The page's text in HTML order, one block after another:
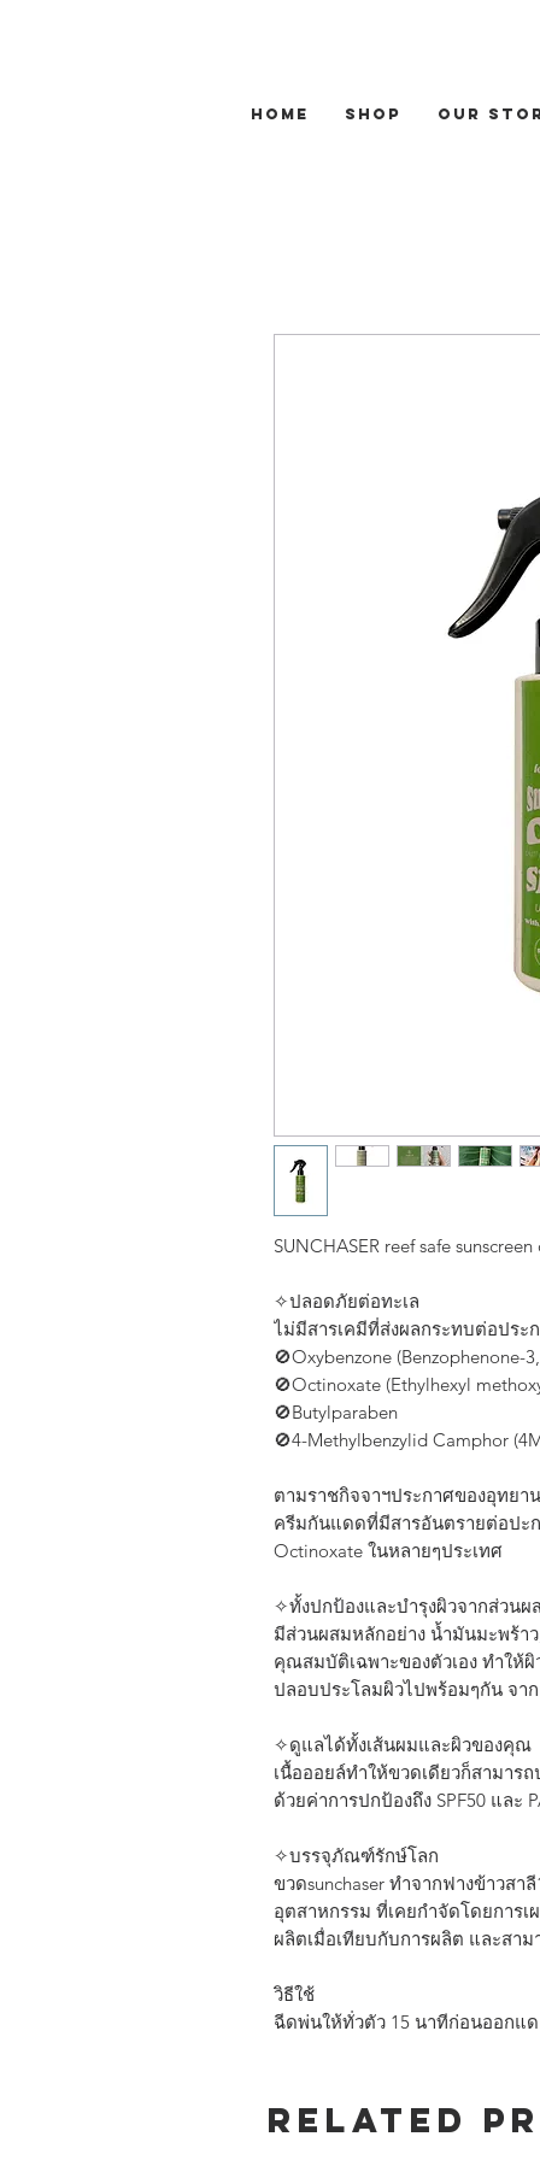
Home Shop Our
SUNCHASER reef safe
✧ปลอดภัยต่อทะเล
ไม่มีสารเคมีที่ส่งผลกระทบต่อประ
🚫Oxybenzone (Benzophenone-
🚫Octinoxate (Ethylhexyl
🚫Butylparaben
🚫4-Methylbenzylid Camphor
ตามราชกิจจาฯประกาศ​ของอุทย
ครีมกันแดดที่มีสารอันตรายต่อปะ
Octinoxate ในหลายๆประเทศ​
✧ทั้งปกป้องและบำรุงผิวจากส่วน
มีส่วนผสมหลักอย่าง น้ำมัน​มะพร้
คุณสมบัติ​เฉพาะของตัวเอง ทำให้
ปลอบประโลมผิวไปพร้อมๆกัน จา
✧ดูแลได้ทั้งเส้นผมและผิวของคุณ
เนื้อออยล์ทำให้ขวดเดียวก็สามาร
ด้วยค่าการปกป้องถึง SPF50 และ
✧บรรจุภัณฑ์รักษ์โลก
ขวดsunchaser ทำจากฟางข้าวสา
อุตสาหกรรม​ ที่เคยกำจัดโดยการเ
ผลิตเมื่อเทียบกับการผลิต และสา
วิธีใช้
ฉีดพ่นให้ทั่วตัว 15 นาทีก่อนออกแ
Related